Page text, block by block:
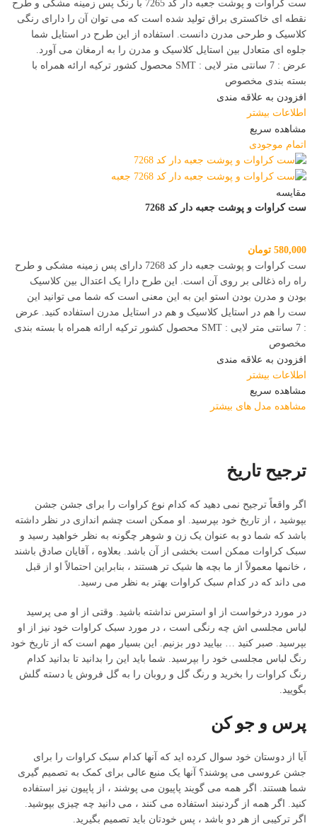
ست کراوات و پوشت جعبه دار کد 7265 با رنگ پس زمینه مشکی و طرح
نقطه ای خاکستری براق تولید شده است که می توان آن را دارای رنگی
کلاسیک و طرحی مدرن دانست. استفاده از این طرح در استایل شما
جلوه ای متعادل بین استایل کلاسیک و مدرن را به ارمغان می آورد.
عرض : 7 سانتی متر لایی : SMT محصول کشور ترکیه ارائه همراه با
بسته بندی مخصوص
افزودن به علاقه مندی
اطلاعات بیشتر
مشاهده سریع
اتمام موجودی
مقایسه
ست کراوات و پوشت جعبه دار کد 7268
580,000 تومان
ست کراوات و پوشت جعبه دار کد 7268 دارای پس زمینه مشکی و طرح
راه راه ذغالی بر روی آن است. این طرح دارا یک اعتدال بین کلاسیک
بودن و مدرن بودن استو این به این معنی است که شما می توانید این
ست را هم در استایل کلاسیک و هم در استایل مدرن استفاده کنید. عرض
: 7 سانتی متر لایی : SMT محصول کشور ترکیه ارائه همراه با بسته بندی
مخصوص
افزودن به علاقه مندی
اطلاعات بیشتر
مشاهده سریع
مشاهده مدل های بیشتر
ترجیح تاریخ
اگر واقعاً ترجیح نمی دهید که کدام نوع کراوات را برای جشن جشن
بپوشید ، از تاریخ خود بپرسید. او ممکن است چشم اندازی در نظر داشته
باشد که شما دو به عنوان یک زن و شوهر چگونه به نظر خواهید رسید و
سبک کراوات ممکن است بخشی از آن باشد. بعلاوه ، آقایان صادق باشند
، خانمها معمولاً از ما بچه ها شیک تر هستند ، بنابراین احتمالاً او از قبل
می داند که در کدام سبک کراوات بهتر به نظر می رسید.
در مورد درخواست از او استرس نداشته باشید. وقتی از او می پرسید
لباس مجلسی اش چه رنگی است ، در مورد سبک کراوات خود نیز از او
بپرسید. صبر کنید … بیایید دور بزنیم. این بسیار مهم است که از تاریخ خود
رنگ لباس مجلسی خود را بپرسید. شما باید این را بدانید تا بدانید کدام
رنگ کراوات را بخرید و رنگ گل و روبان را به گل فروش یا دسته گلش
بگویید.
پرس و جو کن
آیا از دوستان خود سوال کرده اید که آنها کدام سبک کراوات را برای
جشن عروسی می پوشند؟ آنها یک منبع عالی برای کمک به تصمیم گیری
شما هستند. اگر همه می گویند پاپیون می پوشند ، از پاپیون نیز استفاده
کنید. اگر همه از گردنبند استفاده می کنند ، می دانید چه چیزی بپوشید.
اگر ترکیبی از هر دو باشد ، پس خودتان باید تصمیم بگیرید.